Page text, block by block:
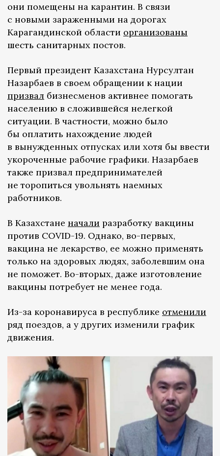
они помещены на карантин. В связи
с новыми зараженными на дорогах
Карагандинской области организованы
шесть санитарных постов.
Первый президент Казахстана Нурсултан
Назарбаев в своем обращении к нации
призвал бизнесменов активнее помогать
населению в сложившейся нелегкой
ситуации. В частности, можно было
бы оплатить нахождение людей
в вынужденных отпусках или хотя бы ввести
укороченные рабочие графики. Назарбаев
также призвал предпринимателей
не торопиться увольнять наемных
работников.
В Казахстане начали разработку вакцины
против COVID-19. Однако, во-первых,
вакцина не лекарство, ее можно применять
только на здоровых людях, заболевшим она
не поможет. Во-вторых, даже изготовление
вакцины потребует не менее года.
Из-за коронавируса в республике отменили
ряд поездов, а у других изменили график
движения.